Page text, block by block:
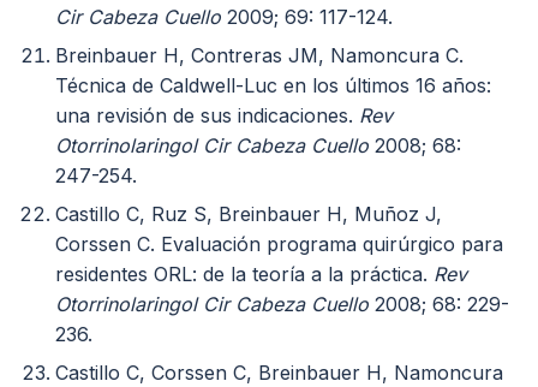
Cir Cabeza Cuello 2009; 69: 117-124.
Breinbauer H, Contreras JM, Namoncura C.
Técnica de Caldwell-Luc en los últimos 16 años:
una revisión de sus indicaciones. Rev
Otorrinolaringol Cir Cabeza Cuello 2008; 68:
247-254.
Castillo C, Ruz S, Breinbauer H, Muñoz J,
Corssen C. Evaluación programa quirúrgico para
residentes ORL: de la teoría a la práctica. Rev
Otorrinolaringol Cir Cabeza Cuello 2008; 68: 229-
236.
Castillo C, Corssen C, Breinbauer H, Namoncura